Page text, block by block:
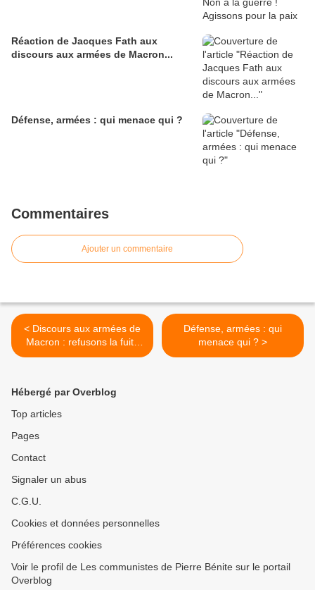
Réaction de Jacques Fath aux
discours aux armées de Macron...
Défense, armées : qui menace qui ?
Commentaires
Ajouter un commentaire
< Discours aux armées de
Macron : refusons la fuite
en avant belliciste !
Défense, armées : qui
menace qui ? >
Hébergé par Overblog
Top articles
Pages
Contact
Signaler un abus
C.G.U.
Cookies et données personnelles
Préférences cookies
Voir le profil de Les communistes de Pierre Bénite sur le portail
Overblog